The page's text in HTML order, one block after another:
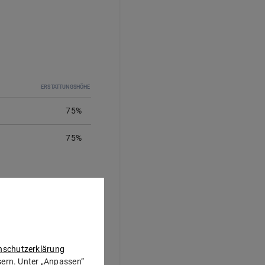
ERSTATTUNGSHÖHE
75%
75%
Unter „Anpassen”